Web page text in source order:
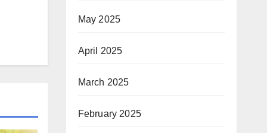
May 2025
April 2025
March 2025
February 2025